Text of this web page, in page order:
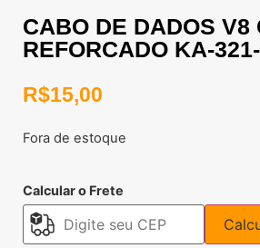
CABO DE DADOS V8
REFORCADO KA-
R$15,00
Fora de estoque
Calcular o Frete